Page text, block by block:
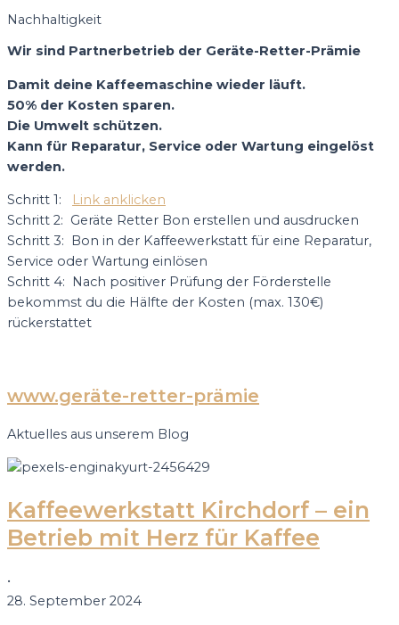
Nachhaltigkeit
Wir sind Partnerbetrieb der Geräte-Retter-Prämie
Damit deine Kaffeemaschine wieder läuft.
50% der Kosten sparen.
Die Umwelt schützen.
Kann für Reparatur, Service oder Wartung eingelöst
werden.
Schritt 1:
Link anklicken
Schritt 2: Geräte Retter Bon erstellen und ausdrucken
Schritt 3: Bon in der Kaffeewerkstatt für eine Reparatur,
Service oder Wartung einlösen
Schritt 4: Nach positiver Prüfung der Förderstelle
bekommst du die Hälfte der Kosten (max. 130€)
rückerstattet
www.geräte-retter-prämie
Aktuelles aus unserem Blog
Kaffeewerkstatt Kirchdorf – ein
Betrieb mit Herz für Kaffee
•
28. September 2024